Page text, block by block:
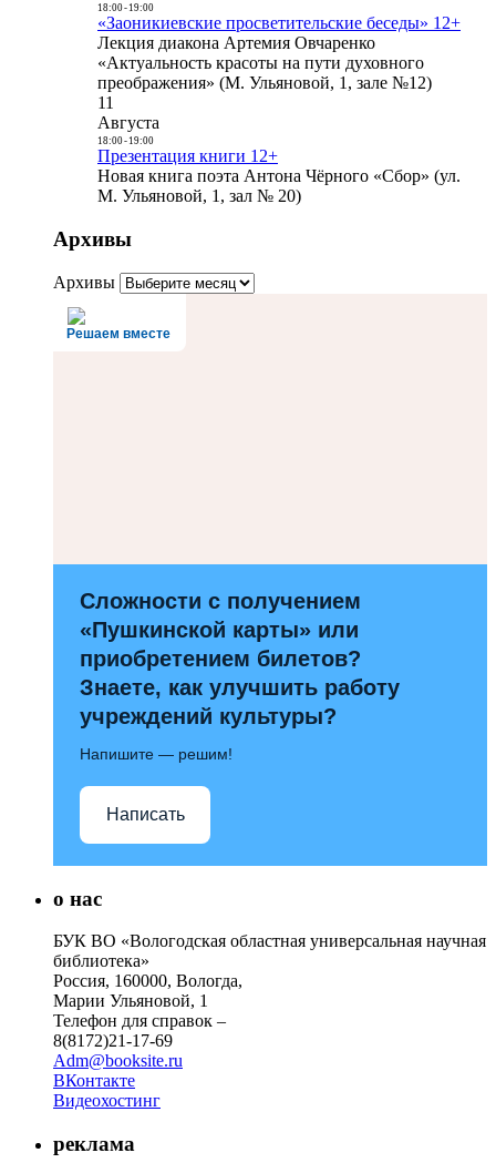
18:00- 19:00
«Заоникиевские просветительские беседы» 12+
Лекция диакона Артемия Овчаренко
«Актуальность красоты на пути духовного
преображения» (М. Ульяновой, 1, зале №12)
11
Августа
18:00- 19:00
Презентация книги 12+
Новая книга поэта Антона Чёрного «Сбор» (ул.
М. Ульяновой, 1, зал № 20)
Архивы
Архивы
Решаем вместе
Сложности с получением
«Пушкинской карты» или
приобретением билетов?
Знаете, как улучшить работу
учреждений культуры?
Напишите — решим!
Написать
о нас
БУК ВО «Вологодская областная универсальная научная
библиотека»
Россия, 160000, Вологда,
Марии Ульяновой, 1
Телефон для справок –
8(8172)21-17-69
Adm@booksite.ru
ВКонтакте
Видеохостинг
реклама